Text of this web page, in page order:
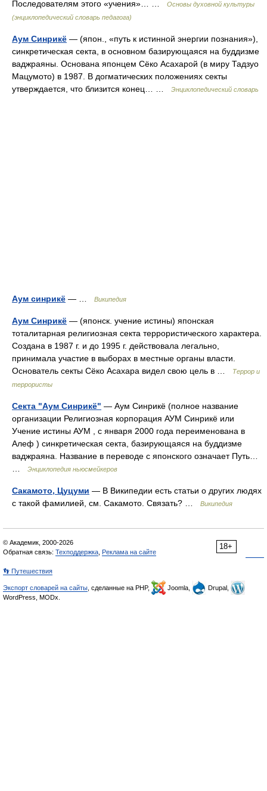
Последователям этого «учения»… …
Основы духовной культуры
(энциклопедический словарь педагога)
Аум Синрикё — (япон., «путь к истинной энергии познания»),
синкретическая секта, в основном базирующаяся на буддизме
ваджраяны. Основана японцем Сёко Асахарой (в миру Тадзуо
Мацумото) в 1987. В догматических положениях секты
утверждается, что близится конец… …
Энциклопедический словарь
Аум синрикё — … Википедия
Аум Синрикё — (японск. учение истины) японская
тоталитарная религиозная секта террористического характера.
Создана в 1987 г. и до 1995 г. действовала легально,
принимала участие в выборах в местные органы власти.
Основатель секты Сёко Асахара видел свою цель в …
Террор и
террористы
Секта "Аум Синрикё" — Аум Синрикё (полное название
организации Религиозная корпорация АУМ Синрикё или
Учение истины АУМ , с января 2000 года переименована в
Алеф ) синкретическая секта, базирующаяся на буддизме
ваджраяна. Название в переводе с японского означает Путь…
Энциклопедия ньюсмейкеров
Сакамото, Цуцуми — В Википедии есть статьи о других людях
с такой фамилией, см. Сакамото. Связать? …
Википедия
18+
© Академик, 2000-2026
Обратная связь: Техподдержка Реклама на сайте
👣 Путешествия
Экспорт словарей на сайты , сделанные на PHP, Joomla,
Drupal,
WordPress, MODx.